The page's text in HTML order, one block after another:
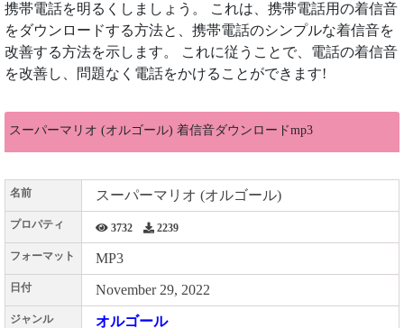
携帯電話を明るくしましょう。 これは、携帯電話用の着信音
をダウンロードする方法と、携帯電話のシンプルな着信音を
改善する方法を示します。 これに従うことで、電話の着信音
を改善し、問題なく電話をかけることができます!
スーパーマリオ (オルゴール) 着信音ダウンロードmp3
名前 スーパーマリオ (オルゴール)
プロパティ 3732 2239
フォーマット MP3
日付 November 29, 2022
ジャンル オルゴール